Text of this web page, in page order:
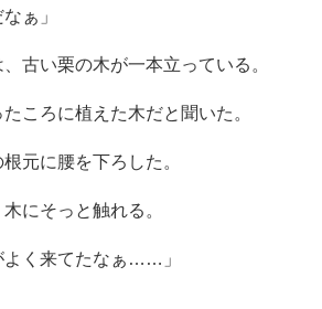
ぁ」
古い栗の木が一本立っている。
ころに植えた木だと聞いた。
元に腰を下ろした。
にそっと触れる。
よく来てたなぁ……」